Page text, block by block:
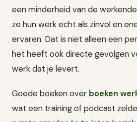
een minderheid van de
ze hun werk echt als zinvol en
ervaren. Dat is niet alleen een
het heeft ook directe gevolgen
werk dat je levert.
Goede boeken over boeken
wat een training of podcast